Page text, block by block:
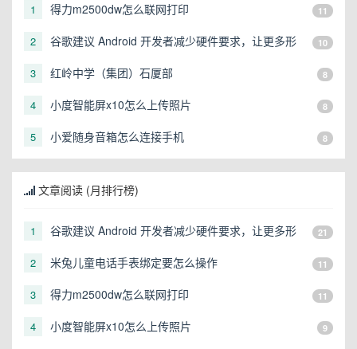
1 得力m2500dw怎么联网打印 11
2
谷歌建议 Android 开发者减少硬件要求，让更多形
10
3 红岭中学（集团）石厦部 8
4 小度智能屏x10怎么上传照片 8
5 小爱随身音箱怎么连接手机 8
文章阅读 (月排行榜)
1
谷歌建议 Android 开发者减少硬件要求，让更多形
21
2 米兔儿童电话手表绑定要怎么操作 11
3 得力m2500dw怎么联网打印 11
4 小度智能屏x10怎么上传照片 9